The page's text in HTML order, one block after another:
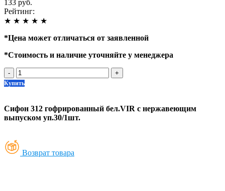
133 руб.
Рейтинг:
★ ★ ★ ★ ★
*Цена может отличаться от заявленной
*Стоимость и наличие уточняйте у менеджера
- +
Купить
Сифон 312 гофрированный бел.VIR с нержавеющим
выпуском уп.30/1шт.
Возврат товара